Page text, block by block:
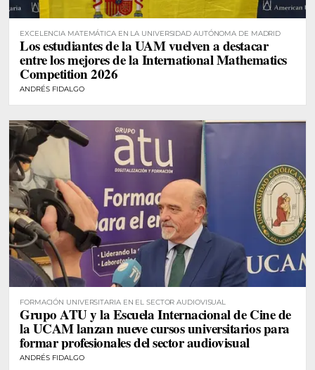
EXCELENCIA MATEMÁTICA EN LA UNIVERSIDAD AUTÓNOMA DE MADRID
Los estudiantes de la UAM vuelven a destacar
entre los mejores de la International Mathematics
Competition 2026
ANDRÉS FIDALGO
FORMACIÓN UNIVERSITARIA EN EL SECTOR AUDIOVISUAL
Grupo ATU y la Escuela Internacional de Cine de
la UCAM lanzan nueve cursos universitarios para
formar profesionales del sector audiovisual
ANDRÉS FIDALGO